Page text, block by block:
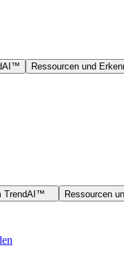
Ressourcen und
TrendAI™ Ressourcen